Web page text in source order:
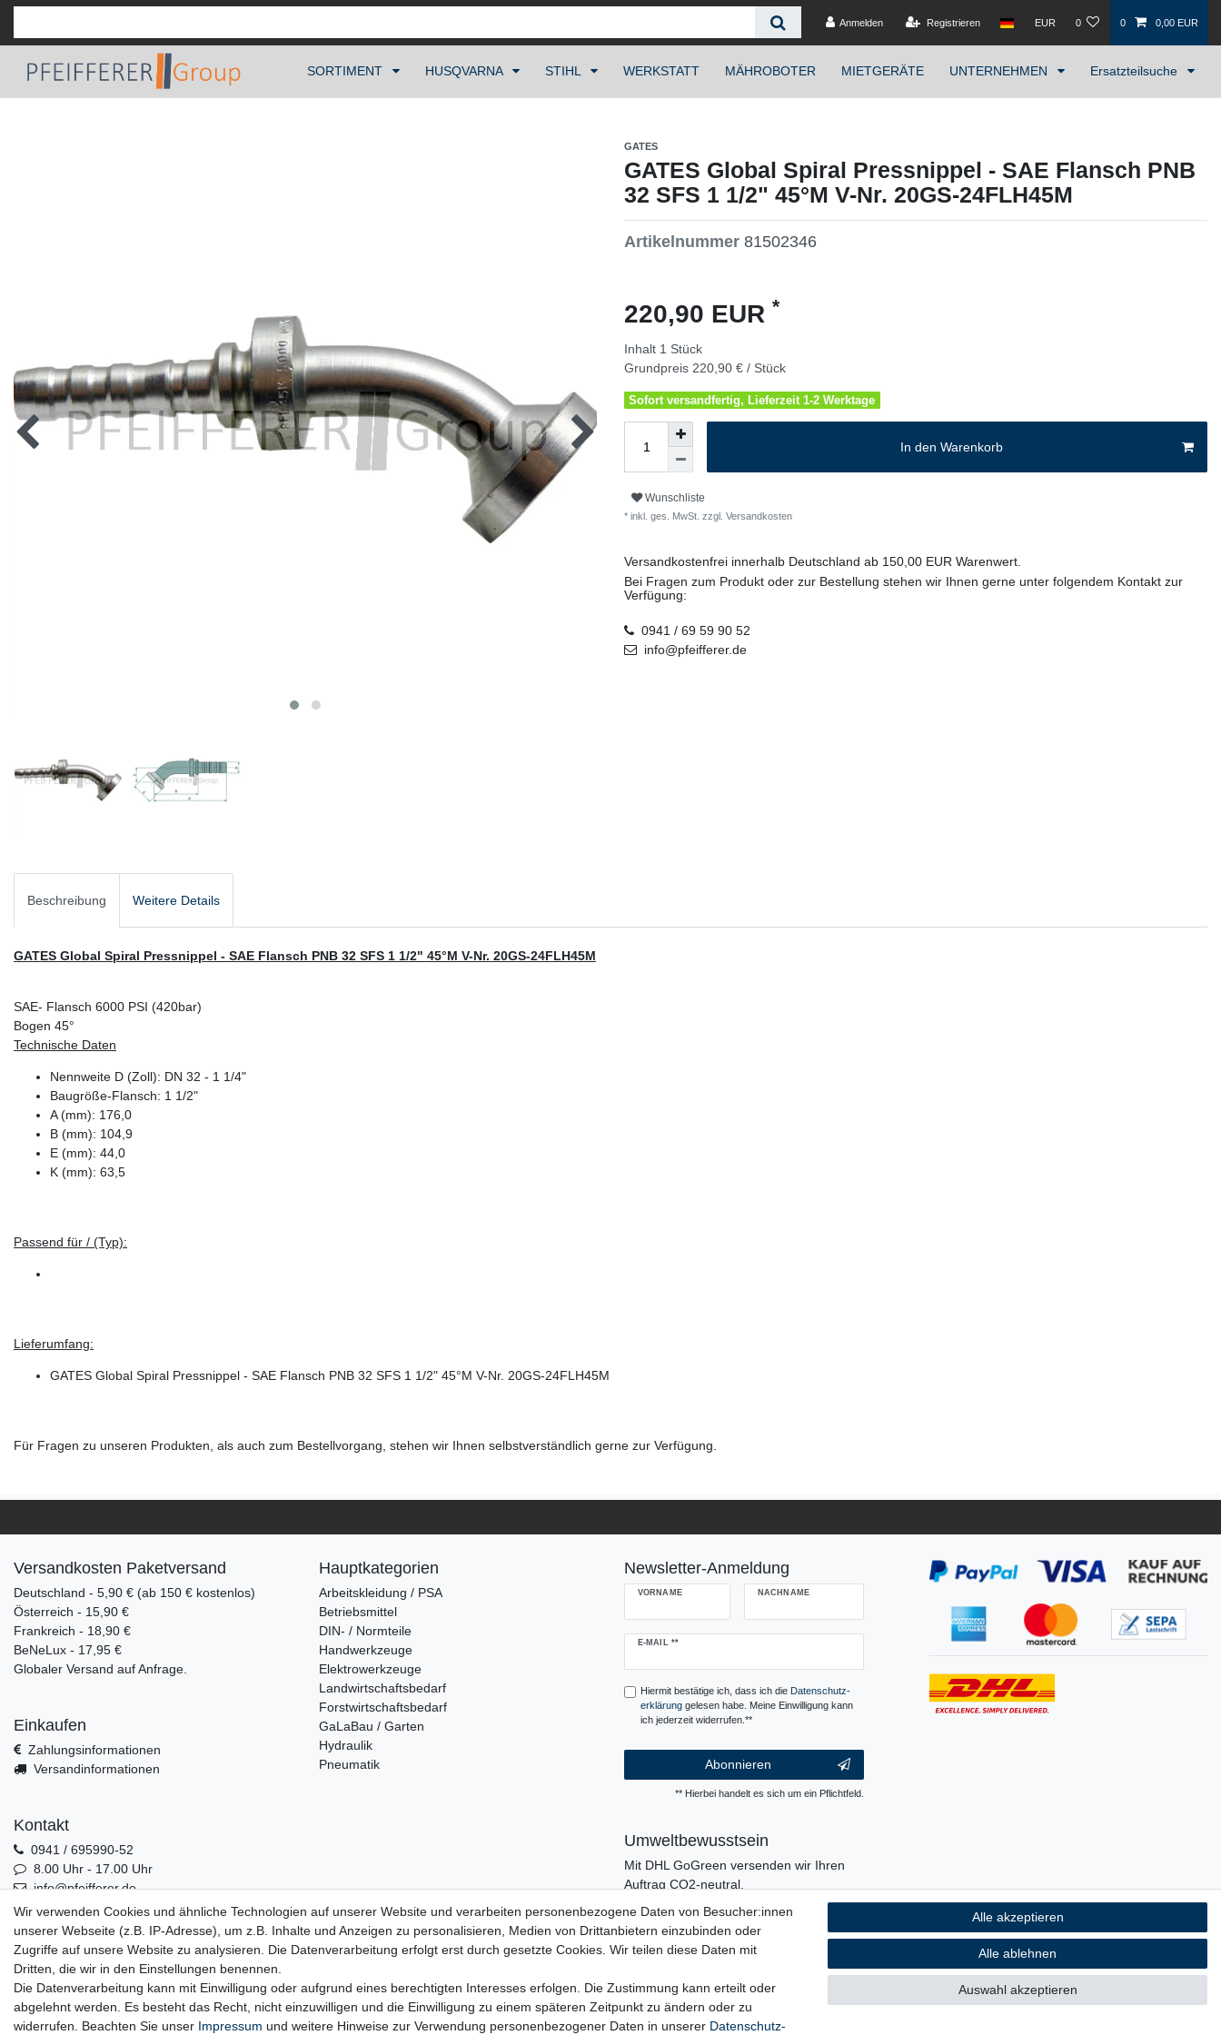
Anmelden Registrieren EUR 0 0 0,00 EUR
SORTIMENT HUSQVARNA STIHL WERKSTATT MÄHROBOTER MIETGERÄTE UNTERNEHMEN Ersatzteilsuche
GATES
GATES Global Spiral Pressnippel - SAE Flansch PNB
32 SFS 1 1/2" 45°M V-Nr. 20GS-24FLH45M
Artikelnummer 81502346
220,90 EUR *
Inhalt 1 Stück
Grundpreis 220,90 € / Stück
Sofort versandfertig, Lieferzeit 1-2 Werktage
In den Warenkorb
Wunschliste
* inkl. ges. MwSt. zzgl. Versandkosten
Versandkostenfrei innerhalb Deutschland ab 150,00 EUR Warenwert.
Bei Fragen zum Produkt oder zur Bestellung stehen wir Ihnen gerne unter folgendem Kontakt zur
Verfügung:
0941 / 69 59 90 52
info@pfeifferer.de
Beschreibung Weitere Details
GATES Global Spiral Pressnippel - SAE Flansch PNB 32 SFS 1 1/2" 45°M V-Nr. 20GS-24FLH45M
SAE- Flansch 6000 PSI (420bar)
Bogen 45°
Technische Daten
Nennweite D (Zoll): DN 32 - 1 1/4"
Baugröße-Flansch: 1 1/2"
A (mm): 176,0
B (mm): 104,9
E (mm): 44,0
K (mm): 63,5
Passend für / (Typ):
Lieferumfang:
GATES Global Spiral Pressnippel - SAE Flansch PNB 32 SFS 1 1/2" 45°M V-Nr. 20GS-24FLH45M
Für Fragen zu unseren Produkten, als auch zum Bestellvorgang, stehen wir Ihnen selbstverständlich gerne zur Verfügung.
Versandkosten Paketversand
Deutschland - 5,90 € (ab 150 € kostenlos)
Österreich - 15,90 €
Frankreich - 18,90 €
BeNeLux - 17,95 €
Globaler Versand auf Anfrage.
Einkaufen
Zahlungsinformationen
Versandinformationen
Kontakt
0941 / 695990-52
8.00 Uhr - 17.00 Uhr
info@pfeifferer.de
Kontakt
0941 / 695990-52
Hauptkategorien
Arbeitskleidung / PSA
Betriebsmittel
DIN- / Normteile
Handwerkzeuge
Elektrowerkzeuge
Landwirtschaftsbedarf
Forstwirtschaftsbedarf
GaLaBau / Garten
Hydraulik
Pneumatik
Newsletter-Anmeldung
VORNAME NACHNAME
E-MAIL **
Newsletter
Hiermit bestätige ich, dass ich die Daten­schutz­
erklärunggelesen habe. Meine Einwilligung kann
ich jederzeit widerrufen.**
Abonnieren
** Hierbei handelt es sich um ein Pflichtfeld.
Umweltbewusstsein
Mit DHL GoGreen versenden wir Ihren
Auftrag CO2-neutral.
In unserer Logistik und in der Verpackung
den Einsatz von Kunststoffen und Plastik.
Wir verwenden Cookies und ähnliche Technologien auf unserer Website und verarbeiten personenbezogene Daten von Besucher:innen
unserer Webseite (z.B. IP-Adresse), um z.B. Inhalte und Anzeigen zu personalisieren, Medien von Drittanbietern einzubinden oder
Zugriffe auf unsere Website zu analysieren. Die Datenverarbeitung erfolgt erst durch gesetzte Cookies. Wir teilen diese Daten mit
Dritten, die wir in den Einstellungen benennen.
Die Datenverarbeitung kann mit Einwilligung oder aufgrund eines berechtigten Interesses erfolgen. Die Zustimmung kann erteilt oder
abgelehnt werden. Es besteht das Recht, nicht einzuwilligen und die Einwilligung zu einem späteren Zeitpunkt zu ändern oder zu
widerrufen. Beachten Sie unser Impressum und weitere Hinweise zur Verwendung personenbezogener Daten in unserer Daten­schutz­
Alle akzeptieren
Alle ablehnen
Auswahl akzeptieren